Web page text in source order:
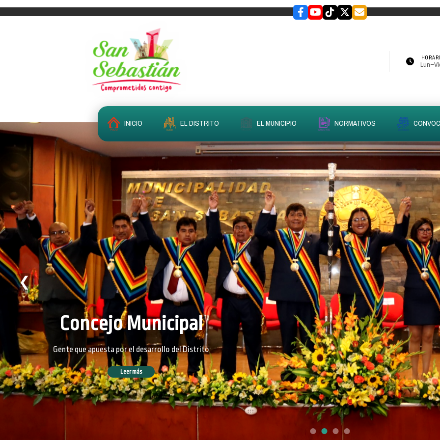
INICIO EL DISTRITO EL MUNICIPIO NORMATIVOS
slider
Concejo Municipal
Gente que apuesta por el desarrollo del Distrito
Leer más
❮